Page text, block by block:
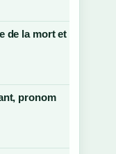
de la mort et
pronom